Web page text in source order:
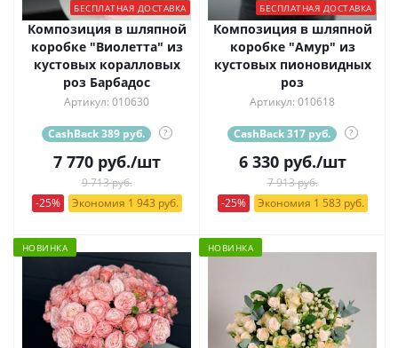
БЕСПЛАТНАЯ ДОСТАВКА
Композиция в шляпной
коробке "Виолетта" из
кустовых коралловых
роз Барбадос
Артикул: 010630
CashBack 389 руб. ?
7 770руб./шт
9 713 руб.
-25%
Экономия 1 943 руб.
БЕСПЛАТНАЯ ДОСТАВКА
Композиция в шляпной
коробке "Амур" из
кустовых пионовидных
роз
Артикул: 010618
CashBack 317 руб. ?
6 330руб./шт
7 913 руб.
-25%
Экономия 1 583 руб.
НОВИНКА НОВИНКА